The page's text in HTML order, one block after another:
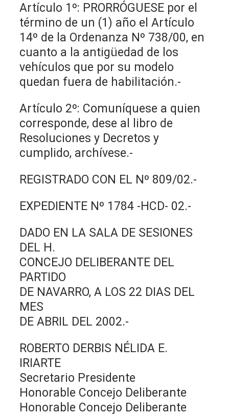
Artículo 1º: PRORRÓGUESE por el
término de un (1) año el Artículo
14º de la Ordenanza Nº 738/00, en
cuanto a la antigüedad de los
vehículos que por su modelo
quedan fuera de habilitación.-
Artículo 2º: Comuníquese a quien
corresponde, dese al libro de
Resoluciones y Decretos y
cumplido, archívese.-
REGISTRADO CON EL Nº 809/02.-
EXPEDIENTE Nº 1784 -HCD- 02.-
DADO EN LA SALA DE SESIONES
DEL H.
CONCEJO DELIBERANTE DEL
PARTIDO
DE NAVARRO, A LOS 22 DIAS DEL
MES
DE ABRIL DEL 2002.-
ROBERTO DERBIS NÉLIDA E.
IRIARTE
Secretario Presidente
Honorable Concejo Deliberante
Honorable Concejo Deliberante